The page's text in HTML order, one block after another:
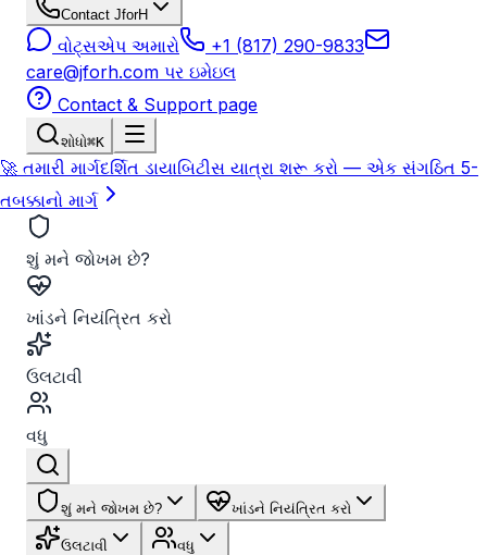
Contact JforH
વોટ્સએપ અમારો
+1 (817) 290-9833
care@jforh.com પર ઇમેઇલ
Contact & Support page
શોધો⌘K
🚀 તમારી માર્ગદર્શિત ડાયાબિટીસ યાત્રા શરૂ કરો — એક સંગઠિત 5-
તબક્કાનો માર્ગ
શું મને જોખમ છે?
ખાંડને નિયંત્રિત કરો
ઉલટાવી
વધુ
શું મને જોખમ છે? ખાંડને નિયંત્રિત કરો
ઉલટાવી વધુ